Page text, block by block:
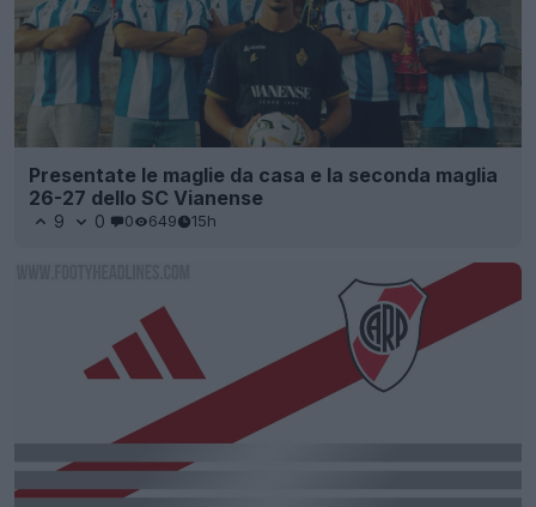
Presentate le maglie da casa e la seconda maglia
26-27 dello SC Vianense
9 0 0 649 15h